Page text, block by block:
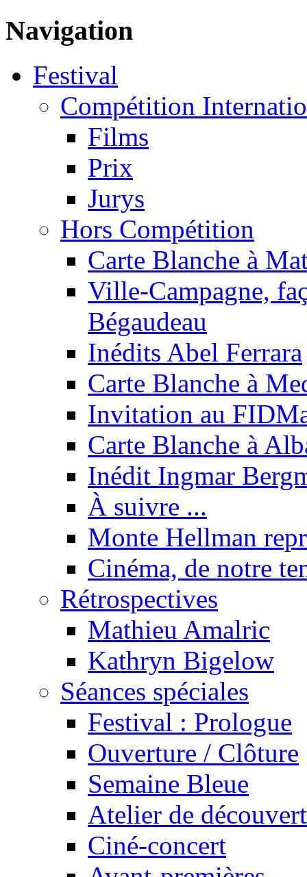
Navigation
Festival
Compétition
Films
Prix
Jurys
Hors Compétition
Carte Blanche à
Ville-Campagne,
Bégaudeau
Inédits Abel Ferrara
Carte Blanche à
Invitation au
Carte Blanche à
Inédit Ingmar
À suivre ...
Monte Hellman
Cinéma, de notre
Rétrospectives
Mathieu Amalric
Kathryn Bigelow
Séances spéciales
Festival : Prologue
Ouverture / Clôture
Semaine Bleue
Atelier de
Ciné-concert